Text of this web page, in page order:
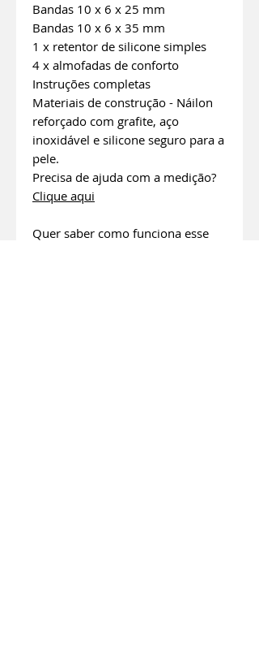
Bandas 10 x 6 x 25 mm
Bandas 10 x 6 x 35 mm
1 x retentor de silicone simples
4 x almofadas de conforto
Instruções completas
Materiais de construção - Náilon
reforçado com grafite, aço
inoxidável e silicone seguro para a
pele.
Precisa de ajuda com a medição?
Clique aqui
Quer saber como funciona esse